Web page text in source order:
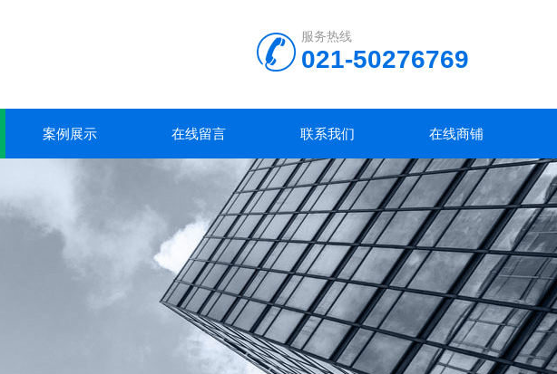
服务热线
021-50276769
案例展示 在线留言 联系我们 在线商铺